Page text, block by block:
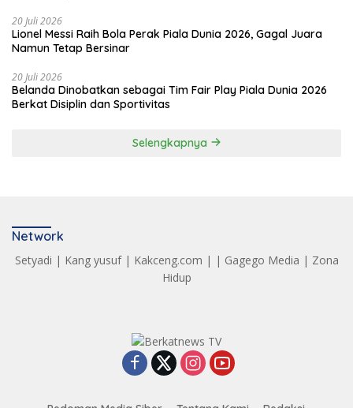
20 Juli 2026
Lionel Messi Raih Bola Perak Piala Dunia 2026, Gagal Juara
Namun Tetap Bersinar
20 Juli 2026
Belanda Dinobatkan sebagai Tim Fair Play Piala Dunia 2026
Berkat Disiplin dan Sportivitas
Selengkapnya
Network
Setyadi | Kang yusuf| Kakceng.com | | Gagego Media | Zona
Hidup